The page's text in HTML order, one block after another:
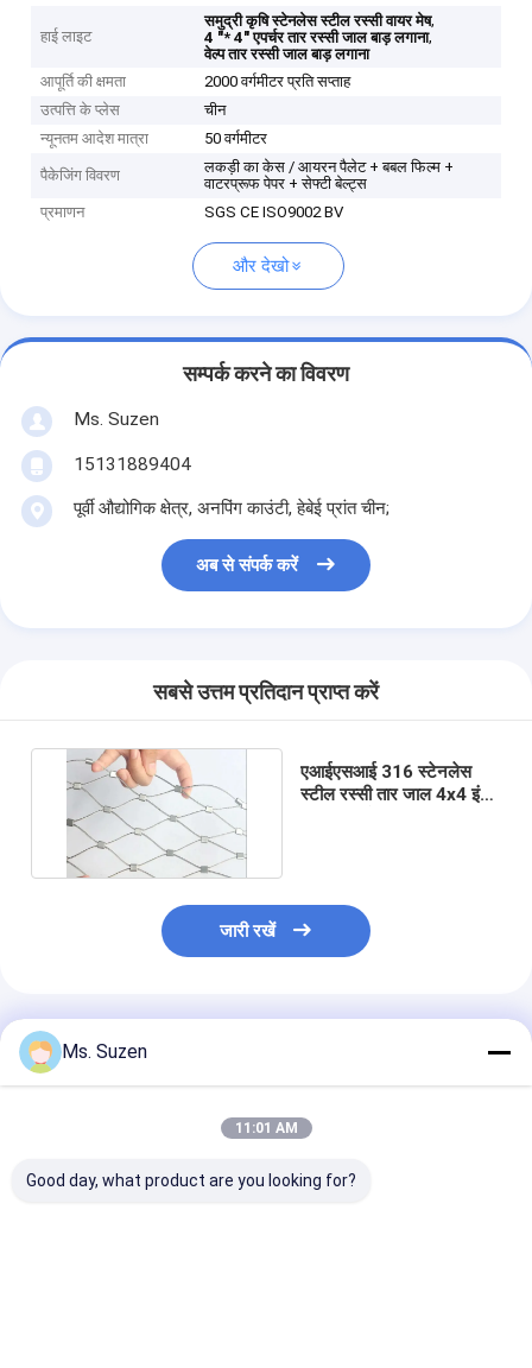
हाई लाइट
समुद्री कृषि स्टेनलेस स्टील रस्सी वायर मेष,
4 "* 4" एपर्चर तार रस्सी जाल बाड़ लगाना,
वेल्प तार रस्सी जाल बाड़ लगाना
आपूर्ति की क्षमता
2000 वर्गमीटर प्रति सप्ताह
उत्पत्ति के प्लेस
चीन
न्यूनतम आदेश मात्रा
50 वर्गमीटर
पैकेजिंग विवरण
लकड़ी का केस / आयरन पैलेट + बबल फिल्म +
वाटरप्रूफ पेपर + सेफ्टी बेल्ट्स
प्रमाणन
SGS CE ISO9002 BV
और देखो
सम्पर्क करने का विवरण
Ms. Suzen
15131889404
पूर्वी औद्योगिक क्षेत्र, अनपिंग काउंटी, हेबेई प्रांत चीन;
अब से संपर्क करें
सबसे उत्तम प्रतिदान प्राप्त करें
एआईएसआई 316 स्टेनलेस
स्टील रस्सी तार जाल 4x4 इंच
जारी रखें
अनुशंसित उत्पाद
Ms. Suzen
11:01 AM
Good day, what product are you looking for?